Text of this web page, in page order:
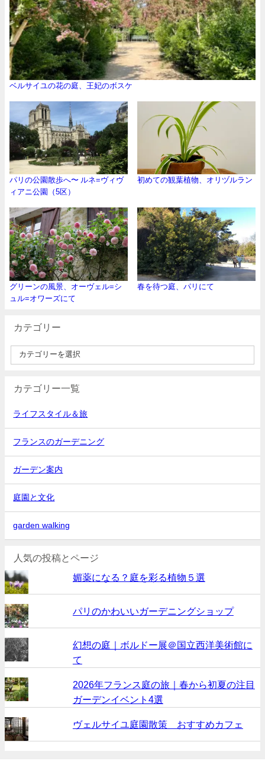
ベルサイユの花の庭、王妃のボスケ
パリの公園散歩へ〜 ルネ=ヴィヴ
ィアニ公園（5区）
初めての観葉植物、オリヅルラン
グリーンの風景、オーヴェル=シ
ュル=オワーズにて
春を待つ庭、パリにて
カテゴリー
カテゴリー一覧
ライフスタイル＆旅
フランスのガーデニング
ガーデン案内
庭園と文化
garden walking
人気の投稿とページ
媚薬になる？庭を彩る植物５選
パリのかわいいガーデニングショップ
幻想の庭｜ボルドー展＠国立西洋美術館に
て
2026年フランス庭の旅｜春から初夏の注目
ガーデンイベント4選
ヴェルサイユ庭園散策 おすすめカフェ